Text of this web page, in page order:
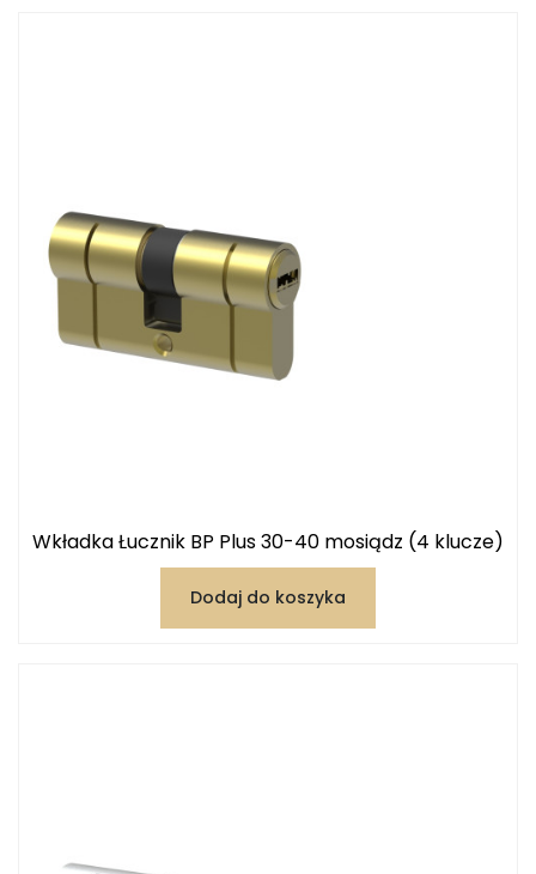
Wkładka Łucznik BP Plus 30-40 mosiądz (4 klucze)
Dodaj do koszyka